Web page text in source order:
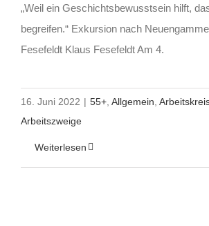
„Weil ein Geschichtsbewusstsein hilft,
begreifen.“ Exkursion nach
Fesefeldt Klaus Fesefeldt Am 4.
16. Juni 2022 | 55+ Allgemein
Arbeitszweige
Weiterlesen